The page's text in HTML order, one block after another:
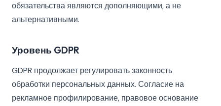
обязательства являются дополняющими, а не
альтернативными.
Уровень GDPR
GDPR продолжает регулировать законность
обработки персональных данных. Согласие на
рекламное профилирование, правовое основание